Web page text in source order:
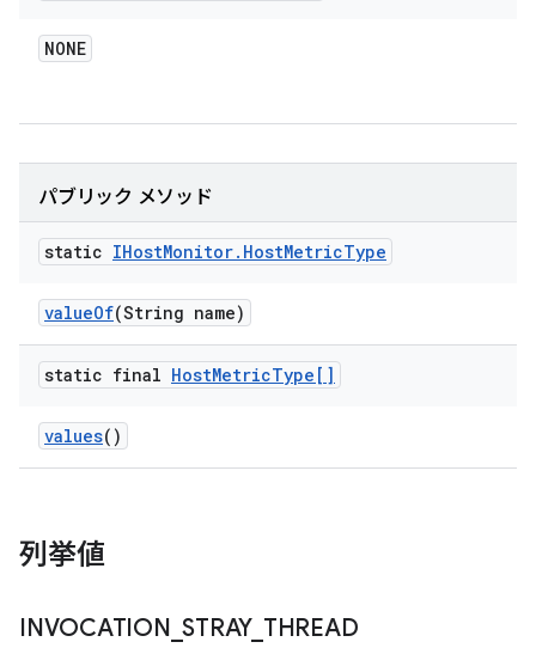
NONE
パブリック メソッド
static IHostMonitor. HostMetricType
valueOf(String name)
static final HostMetricType[]
values()
列挙値
INVOCATION _STRAY_ THREAD